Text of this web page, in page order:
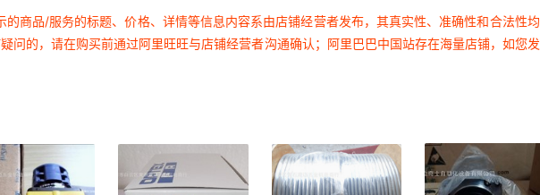
商品/服务的标题、价格、详情等信息内容系由店铺经营者发布，其真实性、准确性和合法性
的，请在购买前通过阿里旺旺与店铺经营者沟通确认；阿里巴巴中国站存在海量店铺，如您